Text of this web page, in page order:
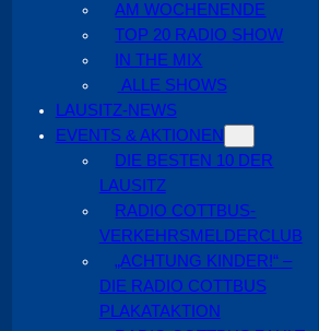
AM WOCHENENDE
TOP 20 RADIO SHOW
IN THE MIX
ALLE SHOWS
LAUSITZ-NEWS
EVENTS & AKTIONEN
DIE BESTEN 10 DER
LAUSITZ
RADIO COTTBUS-
VERKEHRSMELDERCLUB
„ACHTUNG KINDER!“ –
DIE RADIO COTTBUS
PLAKATAKTION